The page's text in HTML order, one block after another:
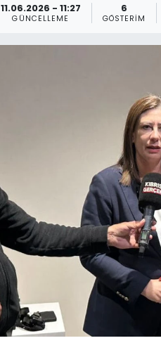
11.06.2026 - 11:27
GÜNCELLEME
6
GÖSTERIM